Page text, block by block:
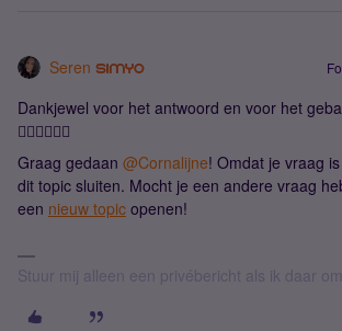
Seren
Dankjewel voor het antwoord en voor het
👌🏼👍🏼🙏🏼
Graag gedaan ​ @Cornalijne! Omdat je vraag
dit topic sluiten. Mocht je een andere vraag
een nieuw topic openen!
Stuur mij alleen een privébericht als ik daar